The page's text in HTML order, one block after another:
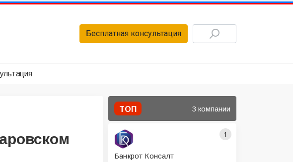
Бесплатная консультация
ТОП 3 компании
1
Банкрот Консалт